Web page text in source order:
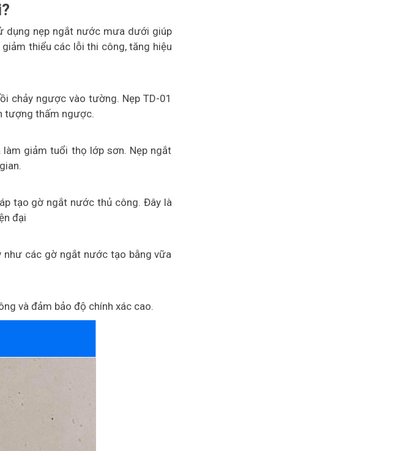
dụng nẹp ngắt nước mưa dưới giúp
thiểu các lỗi thi công, tăng hiệu
chảy ngược vào tường. Nẹp TD-01
tượng thấm ngược.
giảm tuổi thọ lớp sơn. Nẹp ngắt
tạo gờ ngắt nước thủ công. Đây là
đại
các gờ ngắt nước tạo bằng vữa
và đảm bảo độ chính xác cao.